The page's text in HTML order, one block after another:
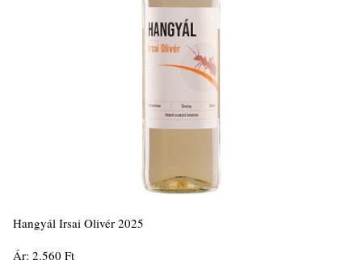
Hangyál Irsai Olivér 2025
Ár: 2.560 Ft